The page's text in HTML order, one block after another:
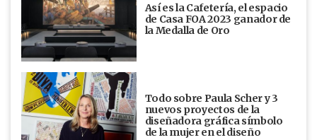
Así es la Cafetería, el espacio
de Casa FOA 2023 ganador de
la Medalla de Oro
Todo sobre Paula Scher y 3
nuevos proyectos de la
diseñadora gráfica símbolo
de la mujer en el diseño